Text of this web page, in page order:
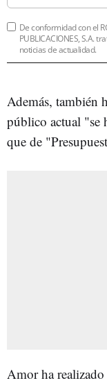
De conformidad con el
PUBLICACIONES, S.A.
noticias de actualidad.
Además, también
público actual "se
que de
Amor ha realizado